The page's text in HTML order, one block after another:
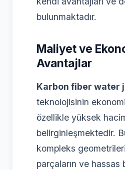
bulunmaktadır.
Maliyet ve
Avantajlar
Karbon fiber water
teknolojisinin
özellikle yüksek
belirginleşmektedir.
kompleks
parçaların ve hassas